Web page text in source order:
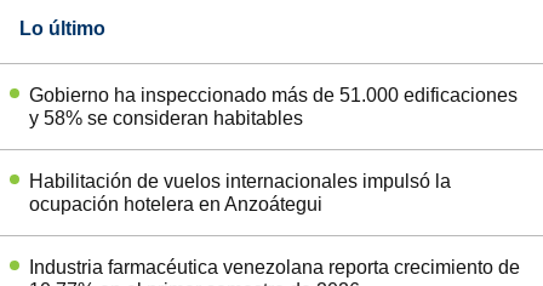
Lo último
Gobierno ha inspeccionado más de 51.000 edificaciones
y 58% se consideran habitables
Habilitación de vuelos internacionales impulsó la
ocupación hotelera en Anzoátegui
Industria farmacéutica venezolana reporta crecimiento de